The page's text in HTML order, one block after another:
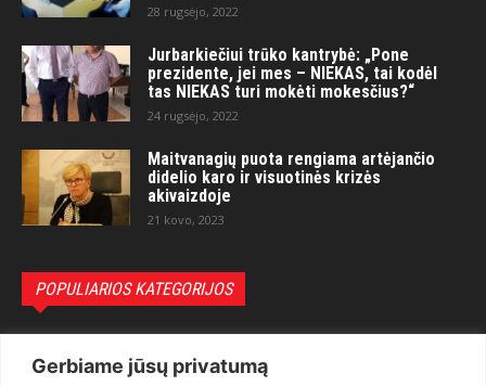
Gerbiame jūsų privatumą
28 rugsėjo, 2022
Jurbarkiečiui trūko kantrybė: „Pone
prezidente, jei mes – NIEKAS, tai kodėl
tas NIEKAS turi mokėti mokesčius?“
24 rugsėjo, 2022
Maitvanagių puota rengiama artėjančio
didelio karo ir visuotinės krizės
akivaizdoje
21 kovo, 2023
POPULIARIOS KATEGORIJOS